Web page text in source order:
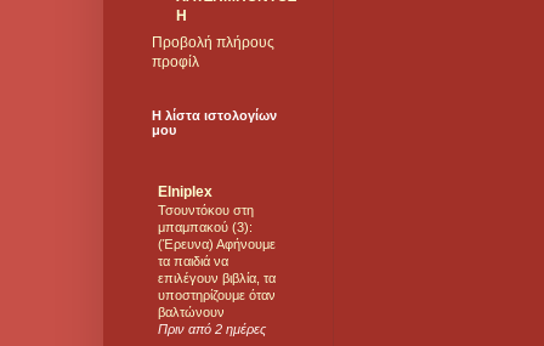
Η
Προβολή πλήρους
προφίλ
Η λίστα ιστολογίων
μου
Elniplex
Τσουντόκου στη
μπαμπακού (3):
(Έρευνα) Αφήνουμε
τα παιδιά να
επιλέγουν βιβλία, τα
υποστηρίζουμε όταν
βαλτώνουν
Πριν από 2 ημέρες